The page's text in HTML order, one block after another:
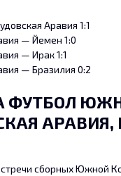
Аравия 1:1
— Йемен 1:0
— Ирак 1:1
— Бразилия 0:2
ФУТБОЛ
АРАВИЯ,
сборных Южной